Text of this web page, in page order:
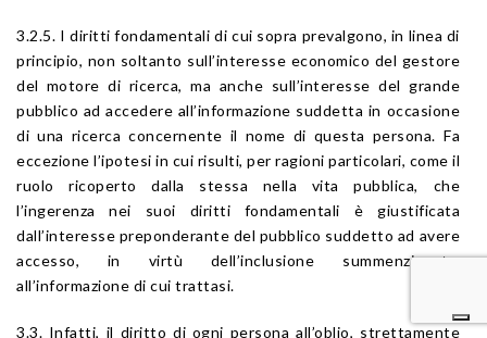
3.2.5. I diritti fondamentali di cui sopra prevalgono, in linea di
principio, non soltanto sull’interesse economico del gestore
del motore di ricerca, ma anche sull’interesse del grande
pubblico ad accedere all’informazione suddetta in occasione
di una ricerca concernente il nome di questa persona. Fa
eccezione l’ipotesi in cui risulti, per ragioni particolari, come il
ruolo ricoperto dalla stessa nella vita pubblica, che
l’ingerenza nei suoi diritti fondamentali è giustificata
dall’interesse preponderante del pubblico suddetto ad avere
accesso, in virtù dell’inclusione summenzionata,
all’informazione di cui trattasi.
3.3. Infatti, il diritto di ogni persona all’oblio, strettamente